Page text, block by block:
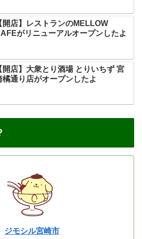
開店】レストランのMELLOW
がリニューアルオープンしたよ
開店】大衆とり酒場 とりいちず 宮
橘通り店がオープンしたよ
ジモシル宮崎市